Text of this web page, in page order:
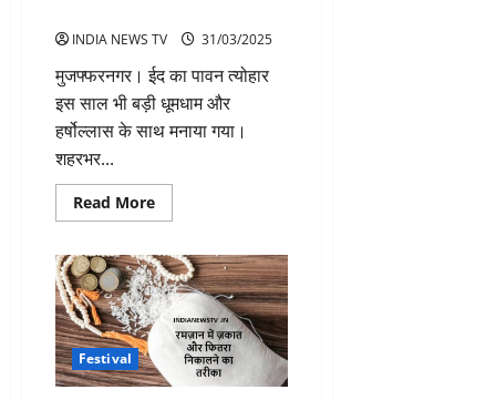
INDIA NEWS TV 31/03/2025
मुजफ्फरनगर। ईद का पावन त्योहार
इस साल भी बड़ी धूमधाम और
हर्षोल्लास के साथ मनाया गया।
शहरभर...
Read MoreRead
more
का
त्योहार
धूमधाम
से
मनाया
गया,
सुजड़ू
के
मंदरसा
Festival